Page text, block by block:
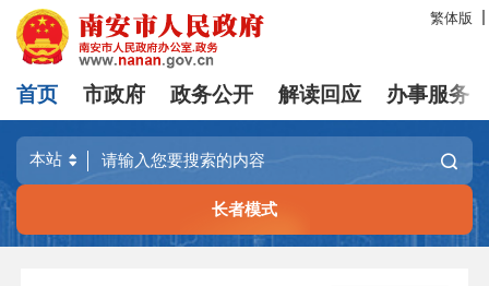
繁体版
首页 市政府 政务公开 解读回应 办事服务
长者模式